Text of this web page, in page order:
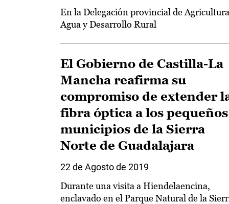
En la Delegación provincial de
Agua y Desarrollo Rural
El Gobierno de Castilla-La
Mancha reafirma su
compromiso de extender
fibra óptica a los pequeños
municipios de la Sierra
Norte de Guadalajara
22 de Agosto de 2019
Durante una visita a Hiendelaencina,
enclavado en el Parque Natural de la